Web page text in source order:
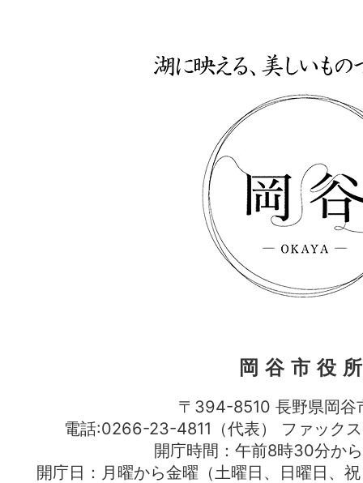
岡谷市役
〒394-8510 長野県岡谷
電話:0266-23-4811（代表） ファッ
開庁時間：午前8時30分か
開庁日：月曜から金曜（土曜日、日曜日、